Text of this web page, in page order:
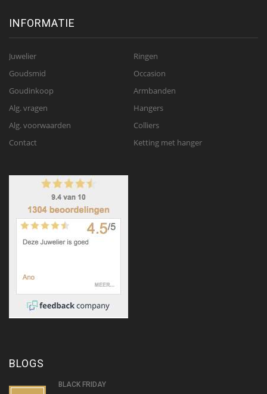
INFORMATIE
Juwelier
Goudsmid
Goudinkoop
Alg. vragen
Alg. voorwaarden
Contact
Ringen
Occasion
Armbanden
Hangers
Colliers
Ketting met hanger
BLOGS
BLACK FRIDAY